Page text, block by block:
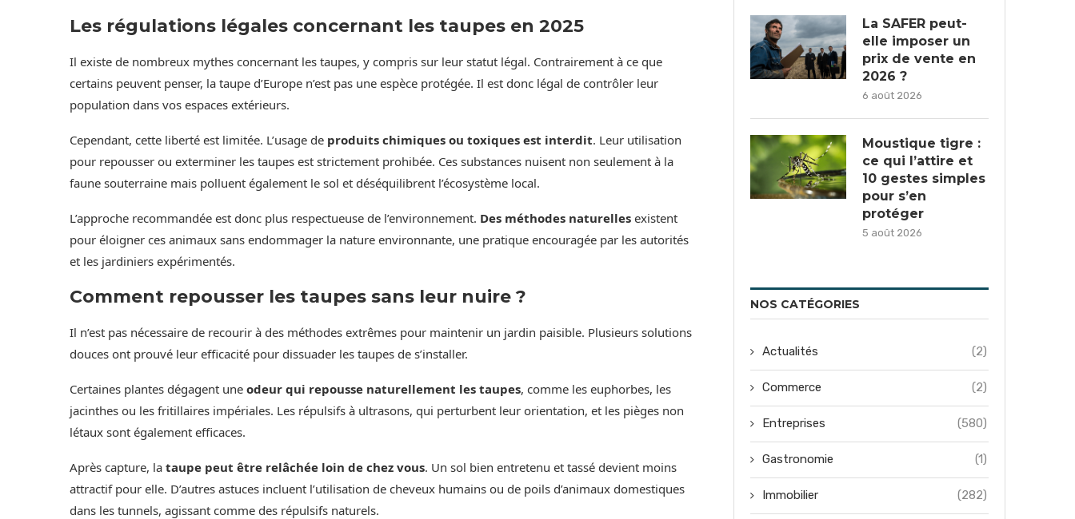
Les régulations légales concernant les taupes en 2025
Il existe de nombreux mythes concernant les taupes, y compris sur leur statut légal. Contrairement à ce que
certains peuvent penser, la taupe d’Europe n’est pas une espèce protégée. Il est donc légal de contrôler leur
population dans vos espaces extérieurs.
Cependant, cette liberté est limitée. L’usage de produits chimiques ou toxiques est interdit. Leur utilisation
pour repousser ou exterminer les taupes est strictement prohibée. Ces substances nuisent non seulement à la
faune souterraine mais polluent également le sol et déséquilibrent l’écosystème local.
L’approche recommandée est donc plus respectueuse de l’environnement. Des méthodes naturelles existent
pour éloigner ces animaux sans endommager la nature environnante, une pratique encouragée par les autorités
et les jardiniers expérimentés.
Comment repousser les taupes sans leur nuire ?
Il n’est pas nécessaire de recourir à des méthodes extrêmes pour maintenir un jardin paisible. Plusieurs solutions
douces ont prouvé leur efficacité pour dissuader les taupes de s’installer.
Certaines plantes dégagent une odeur qui repousse naturellement les taupes, comme les euphorbes, les
jacinthes ou les fritillaires impériales. Les répulsifs à ultrasons, qui perturbent leur orientation, et les pièges non
létaux sont également efficaces.
Après capture, la taupe peut être relâchée loin de chez vous. Un sol bien entretenu et tassé devient moins
attractif pour elle. D’autres astuces incluent l’utilisation de cheveux humains ou de poils d’animaux domestiques
dans les tunnels, agissant comme des répulsifs naturels.
La SAFER peut-
elle imposer un
prix de vente en
2026 ?
6 août 2026
Moustique tigre :
ce qui l’attire et
10 gestes simples
pour s’en
protéger
5 août 2026
NOS CATÉGORIES
Actualités (2)
Commerce (2)
Entreprises (580)
Gastronomie (1)
Immobilier (282)